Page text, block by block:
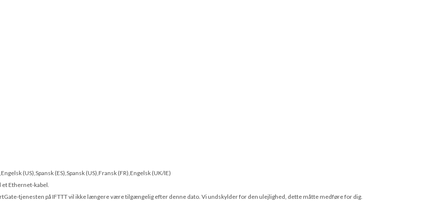
(US),Spansk (ES),Spansk (US),Fransk (FR),Engelsk (UK/IE)
Ethernet-kabel.
tjenesten på IFTTT vil ikke længere være tilgængelig efter denne dato. Vi undskylder for den ulejlighed, dette måtte medføre for dig.